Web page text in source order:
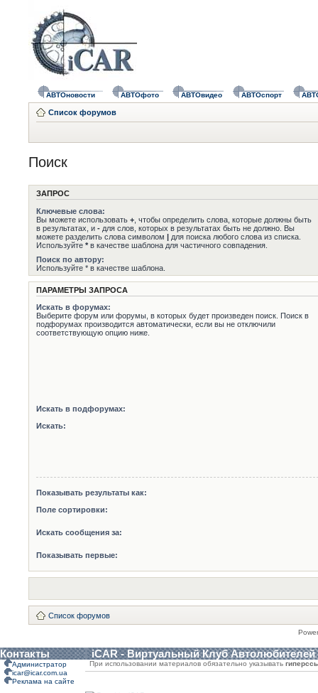
АВТОновости АВТОфото АВТОвидео АВТОспорт
Список форумов
Поиск
ЗАПРОС
Ключевые слова:
Вы можете использовать + , чтобы определить слова, которые должны быть
в результатах, и - для слов, которых в результатах быть не должно. Вы
можете разделить слова символом | для поиска любого слова из списка.
Используйте * в качестве шаблона для частичного совпадения.
Поиск по автору:
Используйте * в качестве шаблона.
ПАРАМЕТРЫ ЗАПРОСА
Искать в форумах:
Выберите форум или форумы, в которых будет произведен поиск. Поиск в
подфорумах производится автоматически, если вы не отключили
соответствующую опцию ниже.
Искать в подфорумах:
Искать:
Показывать результаты как:
Поле сортировки:
Искать сообщения за:
Показывать первые:
Список форумов
Контакты iCAR - Виртуальный Клуб Автолюбителей
Администратор
icar@icar.com.ua
Реклама на сайте
При использовании материалов обязательно указывать